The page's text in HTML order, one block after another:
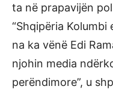
ta në prapavijën
“Shqipëria Kolumbi
na ka vënë Edi
njohin media
perëndimore”, u